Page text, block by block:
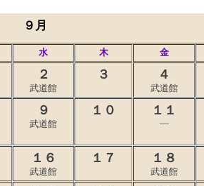
９月
水 木 金
２
武道館
３ ４
武道館
９
武道館
１０ １１
―
１６
武道館
１７ １８
武道館